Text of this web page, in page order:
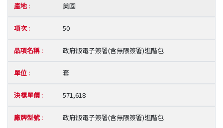
美國
50
政府版電子簽署(含無限簽署)進階包
套
571,618
政府版電子簽署(含無限簽署)進階包